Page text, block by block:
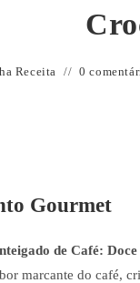
Receita 0
Gourmet
de Café:
marcante do café,